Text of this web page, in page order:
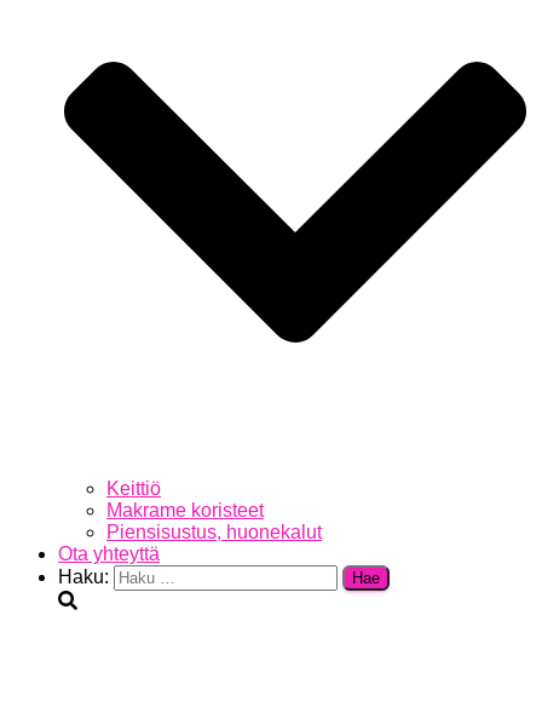
Keittiö
Makrame koristeet
Piensisustus, huonekalut
Ota yhteyttä
Haku: